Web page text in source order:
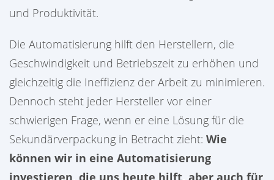
und Produktivität.
Die Automatisierung hilft den Herstellern, die
Geschwindigkeit und Betriebszeit zu erhöhen und
gleichzeitig die Ineffizienz der Arbeit zu minimieren.
Dennoch steht jeder Hersteller vor einer
schwierigen Frage, wenn er eine Lösung für die
Sekundärverpackung in Betracht zieht: Wie
können wir in eine Automatisierung
investieren, die uns heute hilft, aber auch für